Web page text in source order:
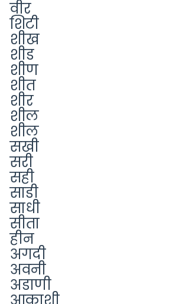
वीर
शिटी
शीख
शीड
शीण
शीत
शीर
शील
शील
सखी
सरी
सही
साडी
साधी
सीता
हीन
अगदी
अवनी
अडाणी